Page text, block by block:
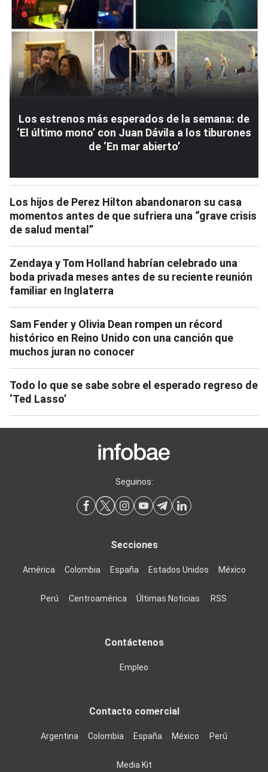
Los estrenos más esperados de la semana: de
‘El último mono’ con Juan Dávila a los tiburones
de ‘En mar abierto’
Los hijos de Perez Hilton abandonaron su casa
momentos antes de que sufriera una “grave crisis
de salud mental”
Zendaya y Tom Holland habrían celebrado una
boda privada meses antes de su reciente reunión
familiar en Inglaterra
Sam Fender y Olivia Dean rompen un récord
histórico en Reino Unido con una canción que
muchos juran no conocer
Todo lo que se sabe sobre el esperado regreso de
‘Ted Lasso’
Seguinos:
Secciones
América Colombia España Estados Unidos México
Perú Centroamérica Últimas Noticias RSS
Contáctenos
Empleo
Contacto comercial
Argentina Colombia España México Perú
Media Kit